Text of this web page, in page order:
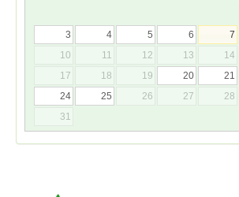
3
4 5 6 7
10
11 12 13 14
17
18 19 20 21
24
25 26 27 28
31